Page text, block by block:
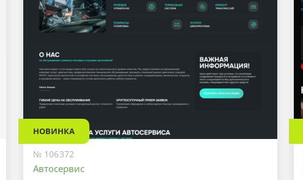
НОВИНКА
№ 106372
Автосервис